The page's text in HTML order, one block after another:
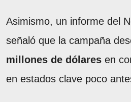
Asimismo, un informe del
señaló que la campaña
millones de dólares en
en estados clave poco